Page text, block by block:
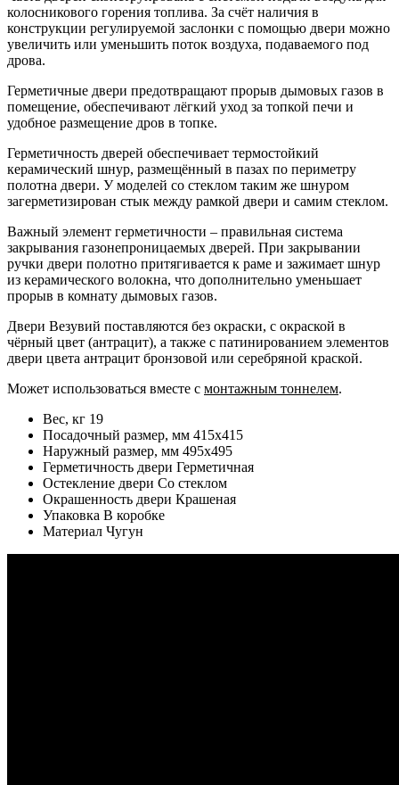
колосникового горения топлива. За счёт наличия в
конструкции регулируемой заслонки с помощью двери можно
увеличить или уменьшить поток воздуха, подаваемого под
дрова.
Герметичные двери предотвращают прорыв дымовых газов в
помещение, обеспечивают лёгкий уход за топкой печи и
удобное размещение дров в топке.
Герметичность дверей обеспечивает термостойкий
керамический шнур, размещённый в пазах по периметру
полотна двери. У моделей со стеклом таким же шнуром
загерметизирован стык между рамкой двери и самим стеклом.
Важный элемент герметичности – правильная система
закрывания газонепроницаемых дверей. При закрывании
ручки двери полотно притягивается к раме и зажимает шнур
из керамического волокна, что дополнительно уменьшает
прорыв в комнату дымовых газов.
Двери Везувий поставляются без окраски, с окраской в
чёрный цвет (антрацит), а также с патинированием элементов
двери цвета антрацит бронзовой или серебряной краской.
Может использоваться вместе с монтажным тоннелем.
Вес, кг 19
Посадочный размер, мм 415х415
Наружный размер, мм 495х495
Герметичность двери Герметичная
Остекление двери Со стеклом
Окрашенность двери Крашеная
Упаковка В коробке
Материал Чугун